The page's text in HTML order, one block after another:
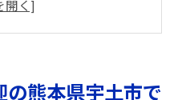
べき空手の礼儀作法